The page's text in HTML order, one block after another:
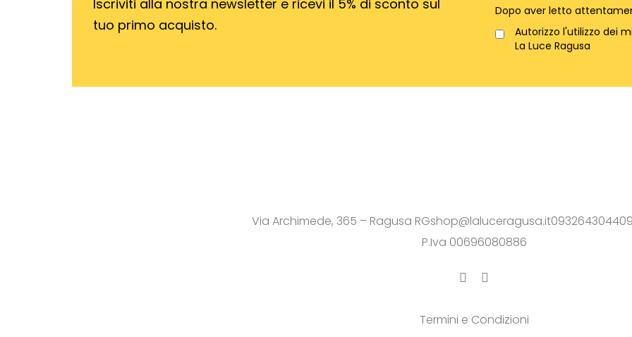
Iscriviti alla nostra newsletter e ricevi il 5% di sconto sul
tuo primo acquisto.
Dopo aver letto
Autorizzo l'utilizzo dei
La Luce Ragusa
Via Archimede, 365 – Ragusa RGshop@laluceragusa.it0932643044
P.Iva 00696080886
Termini e Condizioni